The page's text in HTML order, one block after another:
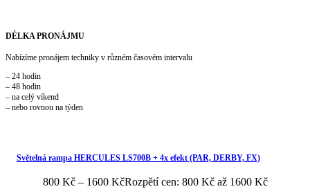
DÉLKA PRONÁJMU
Nabízíme pronájem techniky v různém časovém intervalu
– 24 hodin
– 48 hodin
– na celý víkend
– nebo rovnou na týden
Světelná rampa HERCULES LS700B + 4x efekt (PAR, DERBY, FX)
800 Kč – 1600 KčRozpětí cen: 800 Kč až 1600 Kč